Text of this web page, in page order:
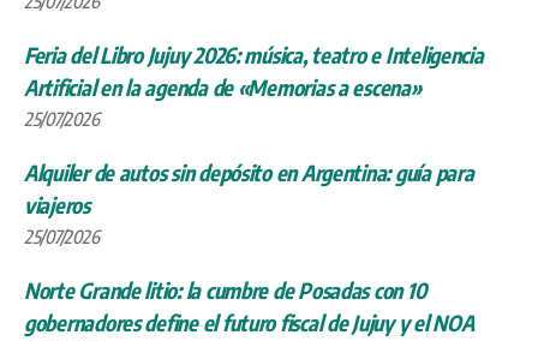
Feria del Libro Jujuy 2026: música, teatro e Inteligencia
Artificial en la agenda de «Memorias a escena»
25/07/2026
Alquiler de autos sin depósito en Argentina: guía para
viajeros
25/07/2026
Norte Grande litio: la cumbre de Posadas con 10
gobernadores define el futuro fiscal de Jujuy y el NOA